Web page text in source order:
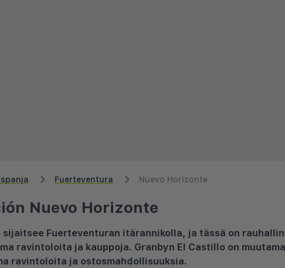
Fuerteventura Nuevo Horizonte
Nuevo Horizonte
sijaitsee Fuerteventuran itärannikolla, ja tässä on
ravintoloita ja kauppoja. Granbyn El Castillo on
ravintoloita ja ostosmahdollisuuksia.